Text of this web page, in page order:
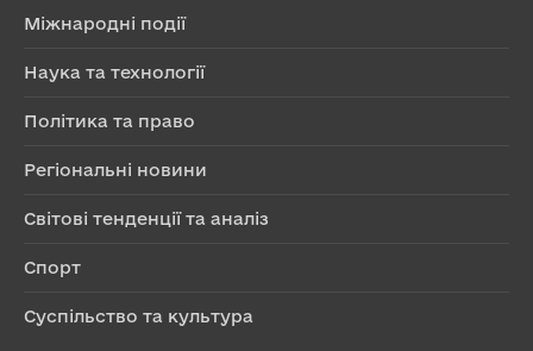
Міжнародні події
Наука та технології
Політика та право
Регіональні новини
Світові тенденції та аналіз
Спорт
Суспільство та культура